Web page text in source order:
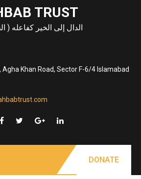
TRUST
الدال إلى الخير كفاعله (
Agha Khan Road, Sector F-6/4 Islamabad
DONATE